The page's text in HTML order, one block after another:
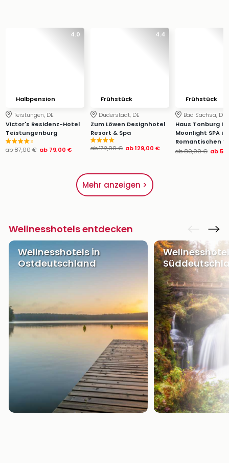
4.0
Halbpension
Teistungen, DE
Victor's Residenz-Hotel
Teistungenburg
s
ab87,00 € ab 79,00 €
4.4
Frühstück
Duderstadt, DE
Zum Löwen Designhotel
Resort & Spa
ab172,00 € ab129,00 €
Frühstück
Bad Sachsa, DE
Haus Tonburg
Moonlight SPA im
Romantischen
ab80,00 € ab
Mehr anzeigen >
Wellnesshotels entdecken
Wellnesshotels in
Ostdeutschland